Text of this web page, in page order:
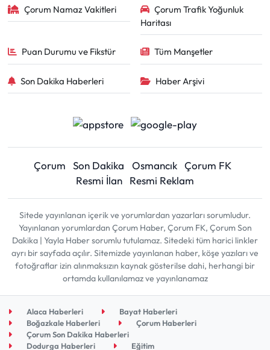
Çorum Namaz Vakitleri
Çorum Trafik Yoğunluk
Haritası
Puan Durumu ve Fikstür Tüm Manşetler
Son Dakika Haberleri Haber Arşivi
Çorum Son Dakika Osmancık Çorum FK
Resmi İlan
Resmi Reklam
Sitede yayınlanan içerik ve yorumlardan yazarları sorumludur.
Yayınlanan yorumlardan Çorum Haber, Çorum FK, Çorum Son
Dakika | Yayla Haber sorumlu tutulamaz. Sitedeki tüm harici linkler
ayrı bir sayfada açılır. Sitemizde yayınlanan haber, köşe yazıları ve
fotoğraflar izin alınmaksızın kaynak gösterilse dahi, herhangi bir
ortamda kullanılamaz ve yayınlanamaz
Alaca Haberleri
Bayat Haberleri
Boğazkale Haberleri
Çorum Haberleri
Çorum Son Dakika Haberleri
Dodurga Haberleri
Eğitim